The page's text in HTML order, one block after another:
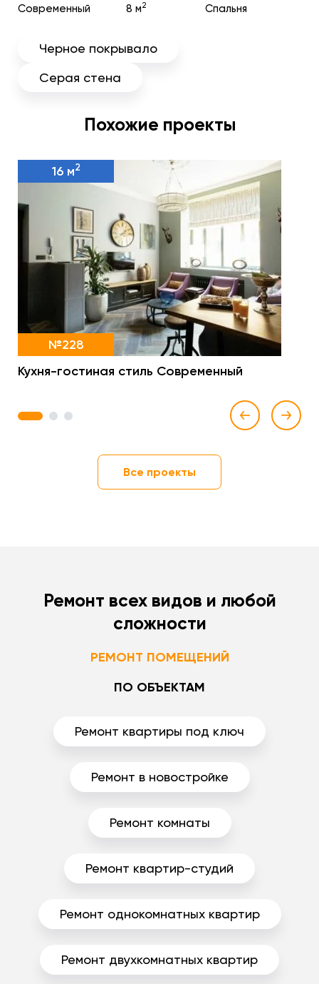
Современный
8 м2
Спальня
Черное покрывало
Серая стена
Похожие проекты
16 м2
№228
Кухня-гостиная стиль Современный
1 2 3
Все проекты
Ремонт всех видов и любой
сложности
РЕМОНТ ПОМЕЩЕНИЙ
ПО ОБЪЕКТАМ
Ремонт квартиры под ключ
Ремонт в новостройке
Ремонт комнаты
Ремонт квартир-студий
Ремонт однокомнатных квартир
Ремонт двухкомнатных квартир